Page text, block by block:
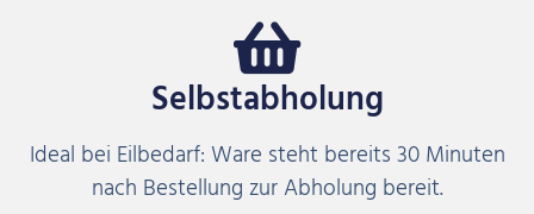
Selbstabholung
Ideal bei Eilbedarf: Ware steht bereits 30 Minuten
nach Bestellung zur Abholung bereit.